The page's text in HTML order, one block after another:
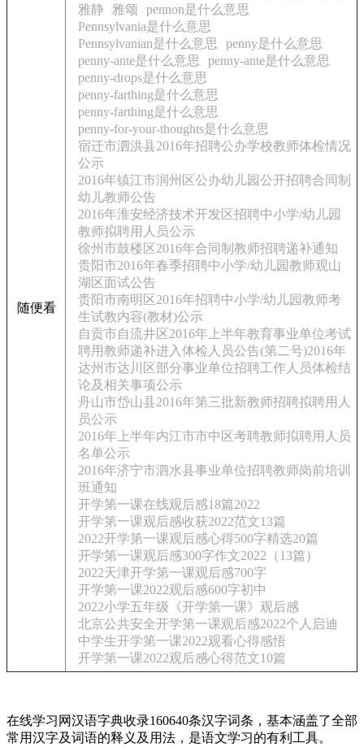
随便看
雅静
雅颂
pennon是什么意思
Pennsylvania是什么意思
Pennsylvanian是什么意思
penny是什么意思
penny-ante是什么意思
penny-ante是什么意思
penny-drops是什么意思
penny-farthing是什么意思
penny-farthing是什么意思
penny-for-your-thoughts是什么意思
宿迁市泗洪县2016年招聘公办学校教师体检情况
公示
2016年镇江市润州区公办幼儿园公开招聘合同制
幼儿教师公告
2016年淮安经济技术开发区招聘中小学/幼儿园
教师拟聘用人员公示
徐州市鼓楼区2016年合同制教师招聘递补通知
贵阳市2016年春季招聘中小学/幼儿园教师观山
湖区面试公告
贵阳市南明区2016年招聘中小学/幼儿园教师考
生试教内容(教材)公示
自贡市自流井区2016年上半年教育事业单位考试
聘用教师递补进入体检人员公告(第二号)2016年
达州市达川区部分事业单位招聘工作人员体检结
论及相关事项公示
舟山市岱山县2016年第三批新教师招聘拟聘用人
员公示
2016年上半年内江市市中区考聘教师拟聘用人员
名单公示
2016年济宁市泗水县事业单位招聘教师岗前培训
班通知
开学第一课在线观后感18篇2022
开学第一课观后感收获2022范文13篇
2022开学第一课观后感心得500字精选20篇
开学第一课观后感300字作文2022（13篇）
2022天津开学第一课观后感700字
开学第一课2022观后感600字初中
2022小学五年级《开学第一课》观后感
北京公共安全开学第一课观后感2022个人启迪
中学生开学第一课2022观看心得感悟
开学第一课2022观后感心得范文10篇
在线学习网汉语字典收录160640条汉字词条，基本涵盖了全部
常用汉字及词语的释义及用法，是语文学习的有利工具。